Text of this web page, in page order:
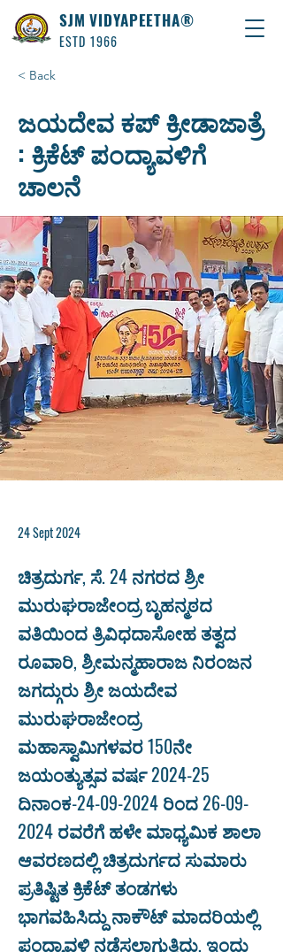
SJM VIDYAPEETHA®
ESTD 1966
< Back
ಜಯದೇವ ಕಪ್‌ ಕ್ರೀಡಾಜಾತ್ರೆ
: ಕ್ರಿಕೆಟ್‌ ಪಂದ್ಯಾವಳಿಗೆ
ಚಾಲನೆ
24 Sept 2024
ಚಿತ್ರದುರ್ಗ, ಸೆ. 24 ನಗರದ ಶ್ರೀ
ಮುರುಘರಾಜೇಂದ್ರ ಬೃಹನ್ಮಠದ
ವತಿಯಿಂದ ತ್ರಿವಿಧದಾಸೋಹ ತತ್ವದ
ರೂವಾರಿ, ಶ್ರೀಮನ್ಮಹಾರಾಜ ನಿರಂಜನ
ಜಗದ್ಗುರು ಶ್ರೀ ಜಯದೇವ
ಮುರುಘರಾಜೇಂದ್ರ
ಮಹಾಸ್ವಾಮಿಗಳವರ 150ನೇ
ಜಯಂತ್ಯುತ್ಸವ ವರ್ಷ 2024-25
ದಿನಾಂಕ-24-09-2024 ರಿಂದ26-09-
2024 ರವರೆಗೆ ಹಳೇ ಮಾಧ್ಯಮಿಕ ಶಾಲಾ
ಆವರಣದಲ್ಲಿ ಚಿತ್ರದುರ್ಗದ ಸುಮಾರು
ಪ್ರತಿಷ್ಟಿತ ಕ್ರಿಕೆಟ್ ತಂಡಗಳು
ಭಾಗವಹಿಸಿದ್ದು ನಾಕೌಟ್ ಮಾದರಿಯಲ್ಲಿ
ಪಂದ್ಯಾವಳಿ ನಡೆಸಲಾಗುತ್ತಿದ್ದು, ಇಂದು